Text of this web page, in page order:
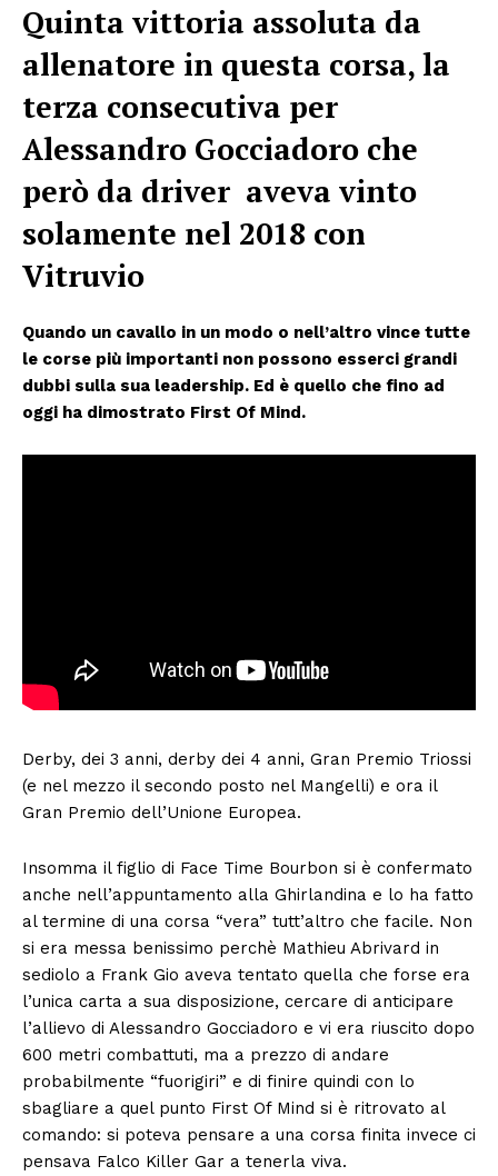
Quinta vittoria assoluta da
allenatore in questa corsa, la
terza consecutiva per
Alessandro Gocciadoro che
però da driver aveva vinto
solamente nel 2018 con
Vitruvio
Quando un cavallo in un modo o nell’altro vince tutte
le corse più importanti non possono esserci grandi
dubbi sulla sua leadership. Ed è quello che fino ad
oggi ha dimostrato First Of Mind.
Derby, dei 3 anni, derby dei 4 anni, Gran Premio Triossi
(e nel mezzo il secondo posto nel Mangelli) e ora il
Gran Premio dell’Unione Europea.
Insomma il figlio di Face Time Bourbon si è confermato
anche nell’appuntamento alla Ghirlandina e lo ha fatto
al termine di una corsa “vera” tutt’altro che facile. Non
si era messa benissimo perchè Mathieu Abrivard in
sediolo a Frank Gio aveva tentato quella che forse era
l’unica carta a sua disposizione, cercare di anticipare
l’allievo di Alessandro Gocciadoro e vi era riuscito dopo
600 metri combattuti, ma a prezzo di andare
probabilmente “fuorigiri” e di finire quindi con lo
sbagliare a quel punto First Of Mind si è ritrovato al
comando: si poteva pensare a una corsa finita invece ci
pensava Falco Killer Gar a tenerla viva.